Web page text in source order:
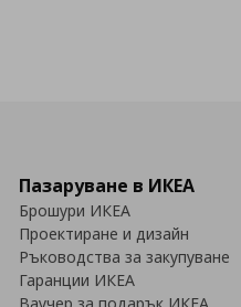
Пазаруване в ИКЕА
Брошури ИКЕА
Проектиране и дизайн
Ръководства за закупуване
Гаранции ИКЕА